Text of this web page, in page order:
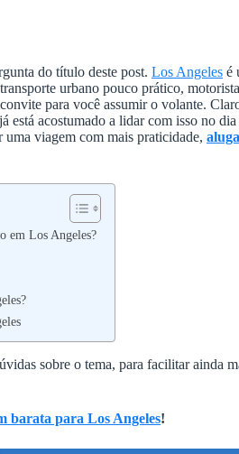
do título deste post. Los Angeles é
urbano pouco prático,
para você assumir o volante.
está acostumado a lidar com isso no
viagem com mais praticidade,
em Los Angeles?
sobre o tema, para facilitar ainda
barata para Los Angeles!